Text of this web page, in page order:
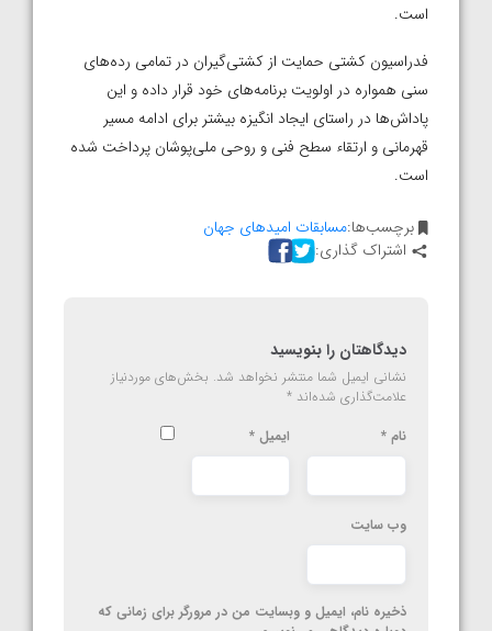
است.
فدراسیون کشتی حمایت از کشتی‌گیران در تمامی رده‌های
سنی همواره در اولویت برنامه‌های خود قرار داده و این
پاداش‌ها در راستای ایجاد انگیزه بیشتر برای ادامه مسیر
قهرمانی و ارتقاء سطح فنی و روحی ملی‌پوشان پرداخت شده
است.
برچسب‌ها:مسابقات امیدهای جهان
اشتراک گذاری:
دیدگاهتان را بنویسید
نشانی ایمیل شما منتشر نخواهد شد. بخش‌های موردنیاز
علامت‌گذاری شده‌اند *
نام * ایمیل *
وب‌ سایت
ذخیره نام، ایمیل و وبسایت من در مرورگر برای زمانی که